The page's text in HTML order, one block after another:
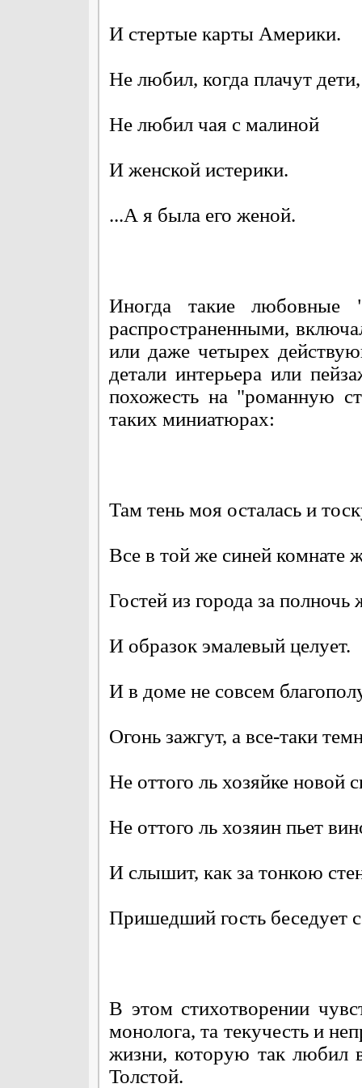
И стертые карты Америки.
Не любил, когда плачут дети,
Не любил чая с малиной
И женской истерики.
...А я была его женой.
Иногда такие любовные
распространенными,
или даже четырех
детали интерьера или
похожесть на "романную
таких миниатюрах:
Там тень моя осталась и
Все в той же синей комнате
Гостей из города за полночь
И образок эмалевый целует.
И в доме не совсем
Огонь зажгут, а все-таки
Не оттого ль хозяйке новой
Не оттого ль хозяин пьет
И слышит, как за тонкою
Пришедший гость беседует
В этом стихотворении
монолога, та текучесть и
жизни, которую так любил
Толстой.